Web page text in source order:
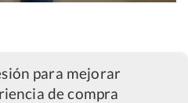
para mejorar
de compra